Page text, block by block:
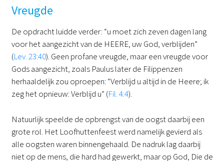
Vreugde
De opdracht luidde verder: “u moet zich zeven dagen lang
voor het aangezicht van de HEERE, uw God, verblijden”
(Lev. 23:40). Geen profane vreugde, maar een vreugde voor
Gods aangezicht, zoals Paulus later de Filippenzen
herhaaldelijk zou oproepen: “Verblijd u altijd in de Heere; ik
zeg het opnieuw: Verblijd u” (Fil. 4:4).
Natuurlijk speelde de opbrengst van de oogst daarbij een
grote rol. Het Loofhuttenfeest werd namelijk gevierd als
alle oogsten waren binnengehaald. De nadruk lag daarbij
niet op de mens, die hard had gewerkt, maar op God, Die de